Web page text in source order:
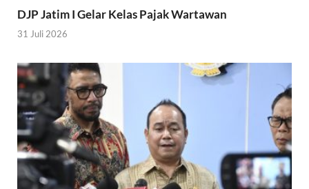
DJP Jatim I Gelar Kelas Pajak Wartawan
31 Juli 2026